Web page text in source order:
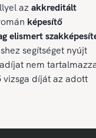
azakkreditált
képesítő
elismert
segítséget nyújt
nem
díját az adott